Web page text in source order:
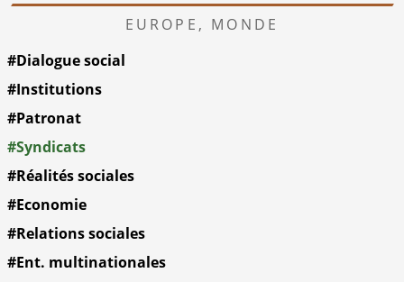
EUROPE, MONDE
#Dialogue social
#Institutions
#Patronat
#Syndicats
#Réalités sociales
#Economie
#Relations sociales
#Ent. multinationales